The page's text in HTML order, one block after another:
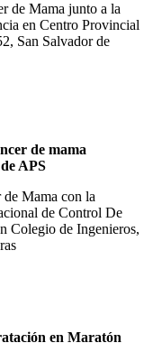
de Mama junto a la
en Centro Provincial
San Salvador de
de mama
APS
Mama con la
de Control De
Colegio de Ingenieros,
en Maratón